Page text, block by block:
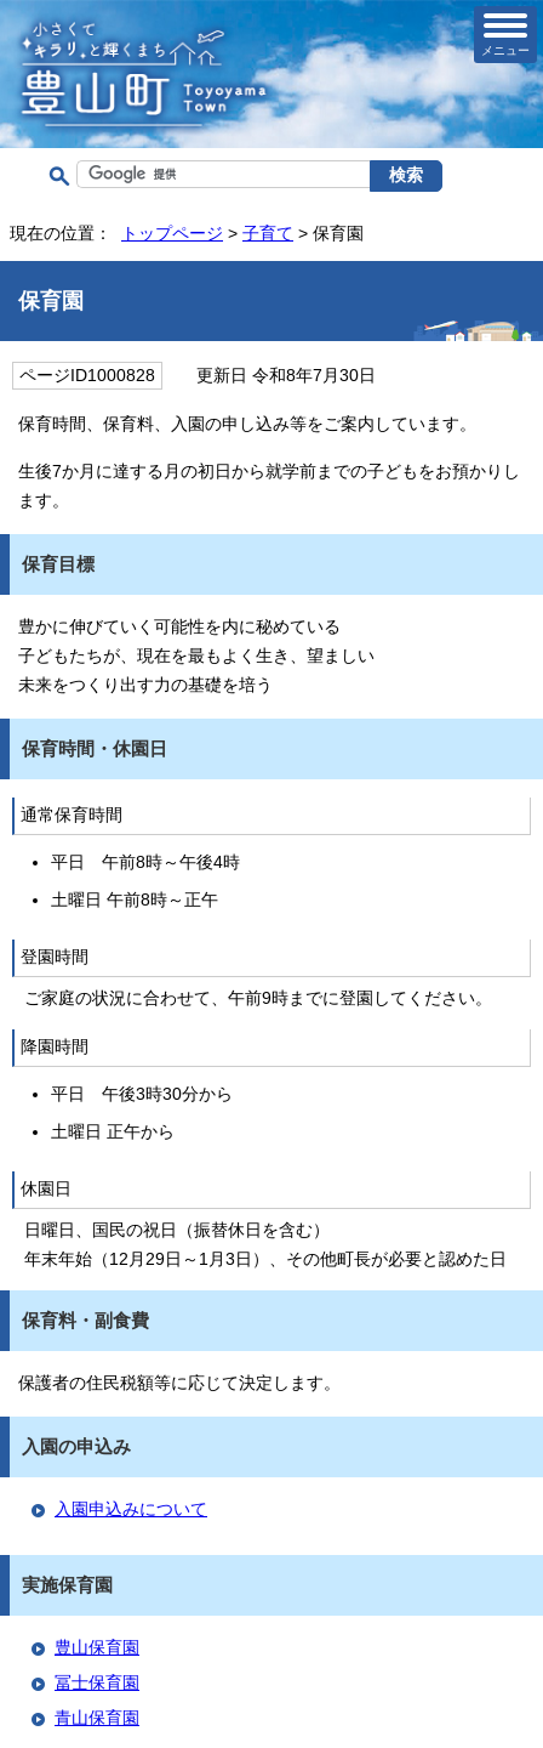
メニュー
現在の位置： トップページ > 子育て > 保育園
保育園
ページID1000828 更新日 令和8年7月30日
保育時間、保育料、入園の申し込み等をご案内しています。
生後7か月に達する月の初日から就学前までの子どもをお預かりし
ます。
保育目標
豊かに伸びていく可能性を内に秘めている
子どもたちが、現在を最もよく生き、望ましい
未来をつくり出す力の基礎を培う
保育時間・休園日
通常保育時間
平日 午前8時～午後4時
土曜日 午前8時～正午
登園時間
ご家庭の状況に合わせて、午前9時までに登園してください。
降園時間
平日 午後3時30分から
土曜日 正午から
休園日
日曜日、国民の祝日（振替休日を含む）
年末年始（12月29日～1月3日）、その他町長が必要と認めた日
保育料・副食費
保護者の住民税額等に応じて決定します。
入園の申込み
入園申込みについて
実施保育園
豊山保育園
冨士保育園
青山保育園